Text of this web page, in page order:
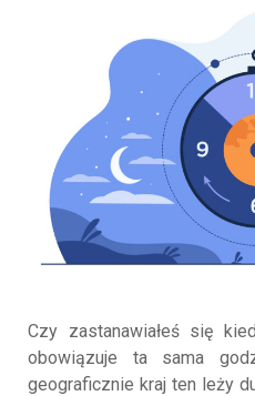
Czy zastanawiałeś się
obowiązuje ta sama
geograficznie kraj ten leży